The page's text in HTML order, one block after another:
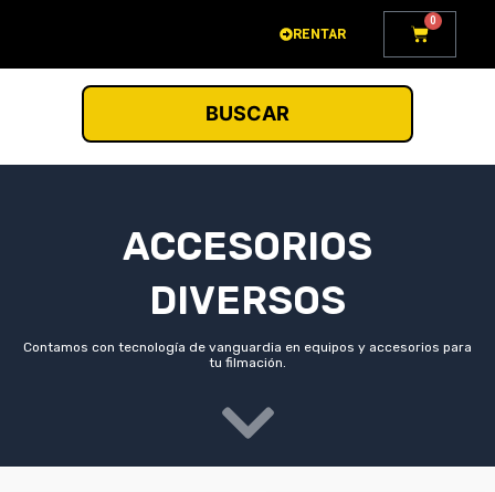
contenido
RENTAR
0
Carrito
BUSCAR
ACCESORIOS
DIVERSOS
Contamos con tecnología de vanguardia en equipos y accesorios para
tu filmación.